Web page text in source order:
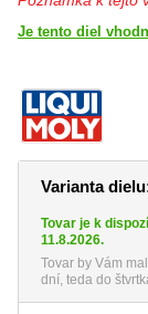
Je tento diel
Varianta
Tovar je k
11.8.2026.
Tovar by Vám
dní, teda do